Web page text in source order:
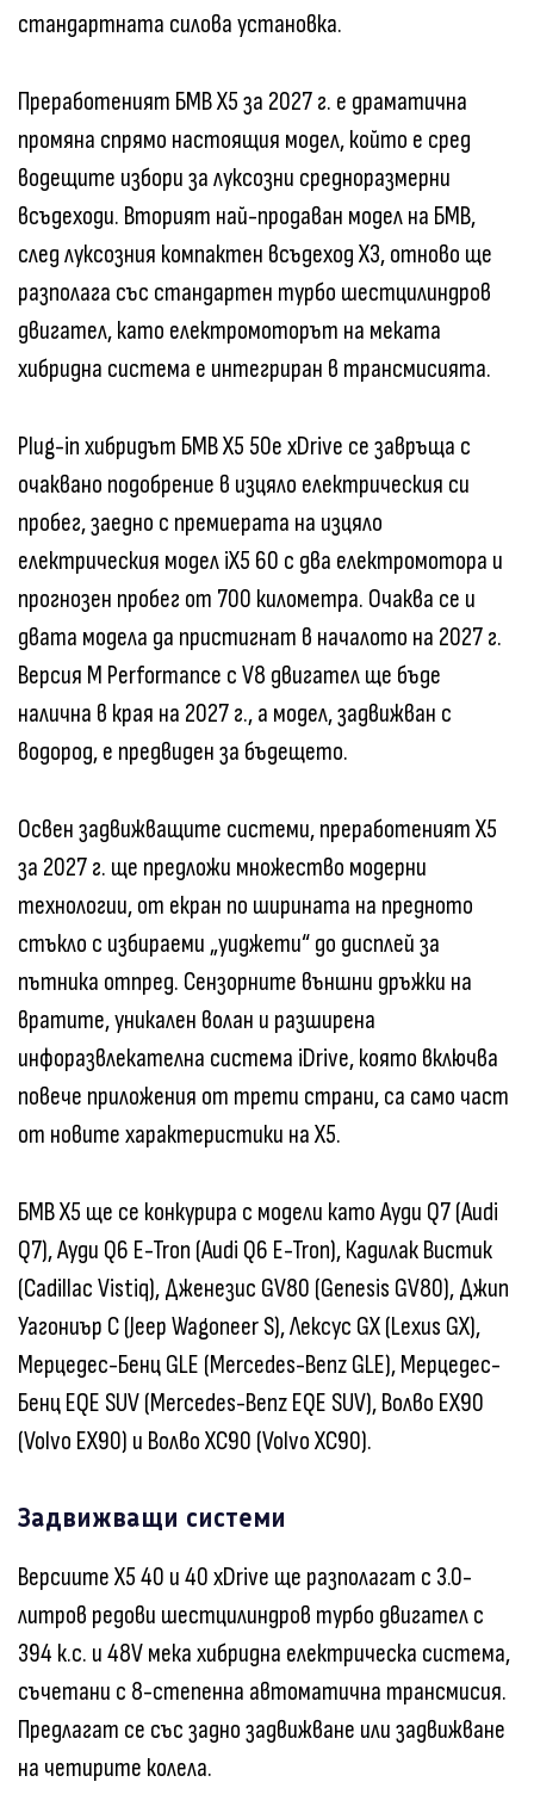
стандартната силова установка.
Преработеният БМВ X5 за 2027 г. е драматична
промяна спрямо настоящия модел, който е сред
водещите избори за луксозни средноразмерни
всъдеходи. Вторият най-продаван модел на БМВ,
след луксозния компактен всъдеход X3, отново ще
разполага със стандартен турбо шестцилиндров
двигател, като електромоторът на меката
хибридна система е интегриран в трансмисията.
Plug-in хибридът БМВ X5 50e xDrive се завръща с
очаквано подобрение в изцяло електрическия си
пробег, заедно с премиерата на изцяло
електрическия модел iX5 60 с два електромотора и
прогнозен пробег от 700 километра. Очаква се и
двата модела да пристигнат в началото на 2027 г.
Версия M Performance с V8 двигател ще бъде
налична в края на 2027 г., а модел, задвижван с
водород, е предвиден за бъдещето.
Освен задвижващите системи, преработеният X5
за 2027 г. ще предложи множество модерни
технологии, от екран по ширината на предното
стъкло с избираеми „уиджети“ до дисплей за
пътника отпред. Сензорните външни дръжки на
вратите, уникален волан и разширена
инфоразвлекателна система iDrive, която включва
повече приложения от трети страни, са само част
от новите характеристики на X5.
БМВ X5 ще се конкурира с модели като Ауди Q7 (Audi
Q7), Ауди Q6 E-Tron (Audi Q6 E-Tron), Кадилак Вистик
(Cadillac Vistiq), Дженезис GV80 (Genesis GV80), Джип
Уагониър С (Jeep Wagoneer S), Лексус GX (Lexus GX),
Мерцедес-Бенц GLE (Mercedes-Benz GLE), Мерцедес-
Бенц EQE SUV (Mercedes-Benz EQE SUV), Волво EX90
(Volvo EX90) и Волво XC90 (Volvo XC90).
Задвижващи системи
Версиите X5 40 и 40 xDrive ще разполагат с 3.0-
литров редови шестцилиндров турбо двигател с
394 к.с. и 48V мека хибридна електрическа система,
съчетани с 8-степенна автоматична трансмисия.
Предлагат се със задно задвижване или задвижване
на четирите колела.